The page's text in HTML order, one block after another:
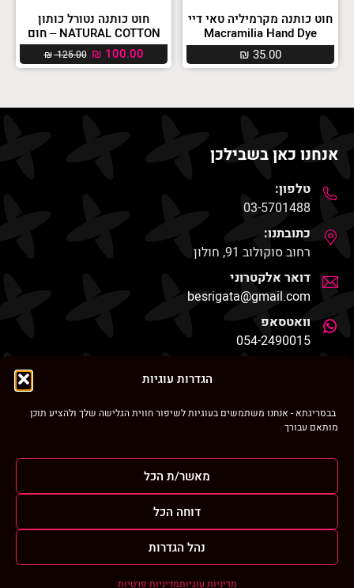
הגדרות עוגיות
בבסריגתא - אנחנו משתמשים בעוגיות לשיפור חווית הגלישה שלך ולהציע תוכן
מותאם עבורך
מאשר/ת הכל
דוחה הכל
נהל הגדרות
מדיניות עוגיותמדיניות פרטיות
חוט כותנה מקרמיליה טאי דיי
Macramilia Hand Dye
₪ 35.00
חוט כותנה נטורל כותון
NATURAL COTTON – חום
₪125.00 ₪ 100.00
אנחנו כאן בשבילכן
טלפון:
03-5701488
כתובתנו:
רחוב סוקולוב 91, חולון
דואר אלקטרוני
besrigata@gmail.com
וואטסאפ
054-2490015
ניווט מהיר
בסריגתא ברחבי הרשת